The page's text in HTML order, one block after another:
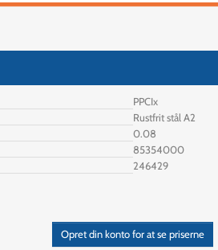
PPCIx
Rustfrit stål A2
0.08
85354000
246429
Opret din konto for at se priserne